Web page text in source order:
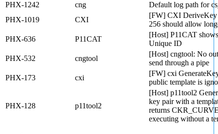
PHX-1242
cng
Default log path for
PHX-1019
CXI
[FW] CXI
256 should allow
PHX-636
P11CAT
[Host] P11CAT
Unique ID
PHX-532
cngtool
[Host] cngtool: No
send through a pipe
PHX-173
cxi
[FW] cxi
public template is
PHX-128 p11tool2
[Host] p11tool2
key pair with a
returns
executing without a